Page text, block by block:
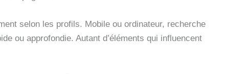
selon les profils. Mobile ou ordinateur, recherche
ou approfondie. Autant d’éléments qui influencent